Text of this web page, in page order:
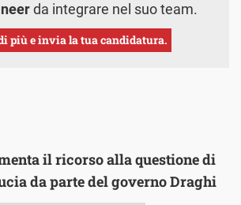
da integrare nel suo team.
più e invia la tua candidatura.
il ricorso alla questione di
da parte del governo Draghi